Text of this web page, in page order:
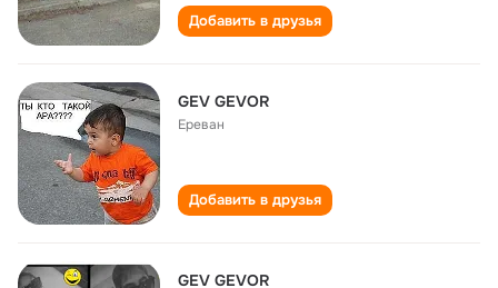
Добавить в друзья
GEV GEVOR
Ереван
Добавить в друзья
GEV GEVOR